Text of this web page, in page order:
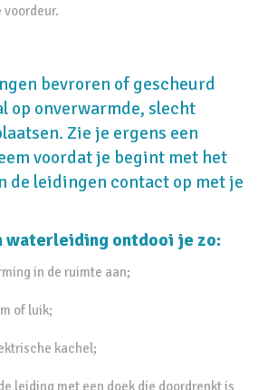
voordeur.
bevroren of gescheurd
op onverwarmde, slecht
Zie je ergens een
voordat je begint met het
de leidingen contact op met je
waterleiding ontdooi je zo:
in de ruimte aan;
of luik;
kachel;
leiding met een doek die doordrenkt is